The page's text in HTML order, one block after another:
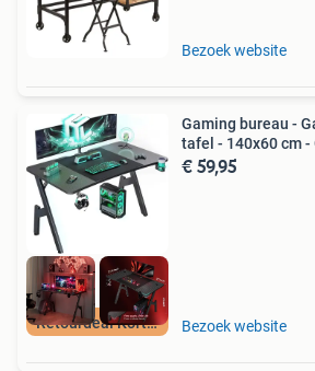
Bezoek website
Retourdeal Korting
Gaming bureau -
tafel - 140x60 cm -
€ 59,95
Bezoek website